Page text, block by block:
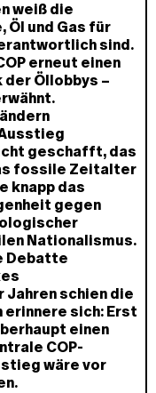
weiß die
und Gas für
sind.
erneut einen
Öllobbys –
geschafft, das
fossile Zeitalter
knapp das
gegen
Nationalismus.
Debatte
Jahren schien die
sich: Erst
einen
COP-
wäre vor